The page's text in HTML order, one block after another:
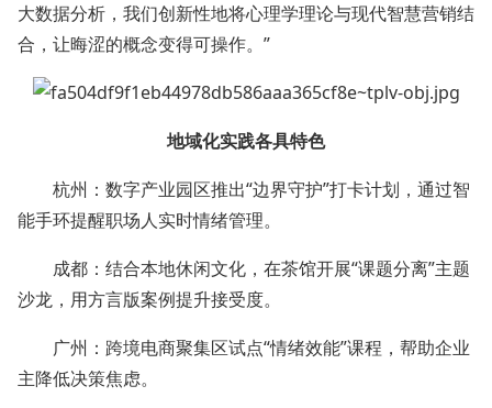
大数据分析，我们创新性地将心理学理论与现代智慧营销结
合，让晦涩的概念变得可操作。”
地域化实践各具特色
杭州：数字产业园区推出“边界守护”打卡计划，通过智
能手环提醒职场人实时情绪管理。
成都：结合本地休闲文化，在茶馆开展“课题分离”主题
沙龙，用方言版案例提升接受度。
广州：跨境电商聚集区试点“情绪效能”课程，帮助企业
主降低决策焦虑。